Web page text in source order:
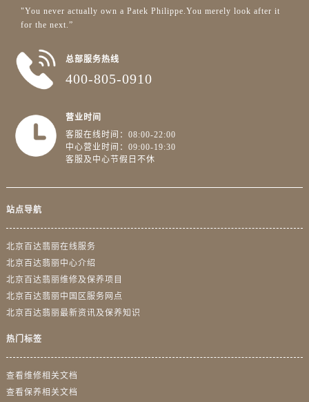
"You never actually own a Patek Philippe.You merely look after it
for the next.”
总部服务热线
400-805-0910
营业时间
客服在线时间：08:00-22:00
中心营业时间：09:00-19:30
客服及中心节假日不休
站点导航
北京百达翡丽在线服务
北京百达翡丽中心介绍
北京百达翡丽维修及保养项目
北京百达翡丽中国区服务网点
北京百达翡丽最新资讯及保养知识
热门标签
查看维修相关文档
查看保养相关文档